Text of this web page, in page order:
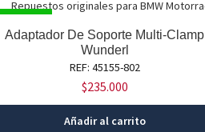
Adaptador De Soporte Multi-Clamp
Wunderl
REF: 45155-802
$235.000
Añadir al carrito